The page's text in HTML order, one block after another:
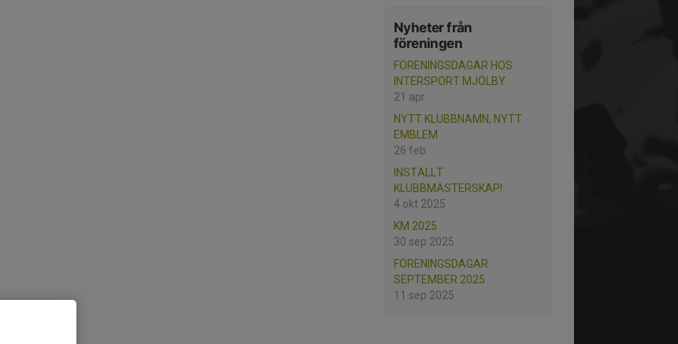
Nyheter från
föreningen
FÖRENINGSDAGAR HOS
INTERSPORT MJÖLBY
21 apr
NYTT KLUBBNAMN, NYTT
EMBLEM
26 feb
INSTÄLLT
KLUBBMÄSTERSKAP!
4 okt 2025
KM 2025
30 sep 2025
FÖRENINGSDAGAR
SEPTEMBER 2025
11 sep 2025